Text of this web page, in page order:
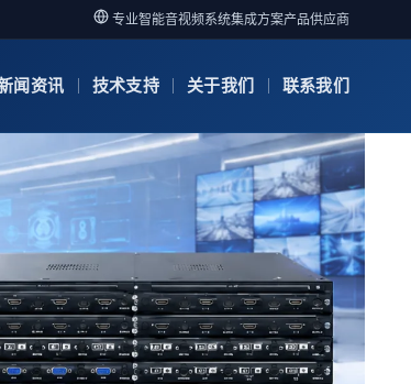
专业智能音视频系统集成方案产品供应商
闻资讯 技术支持 关于我们 联系我们